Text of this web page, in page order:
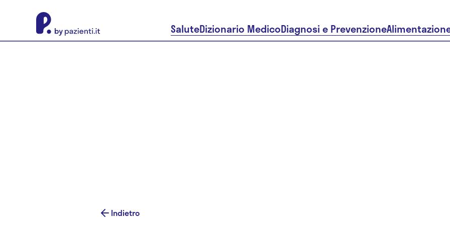
SaluteDizionario MedicoDiagnosi e Prevenzione
Indietro